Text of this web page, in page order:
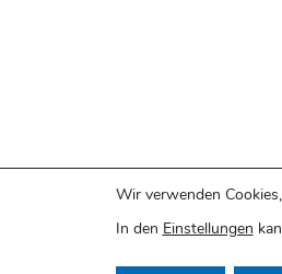
Wir verwenden
In den Einstellungen